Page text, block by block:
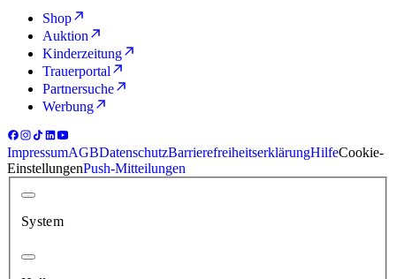
Shop
Auktion
Kinderzeitung
Trauerportal
Partnersuche
Werbung
ImpressumAGBDatenschutzBarrierefreiheitserklärungHilfeCookie-
EinstellungenPush-Mitteilungen
System